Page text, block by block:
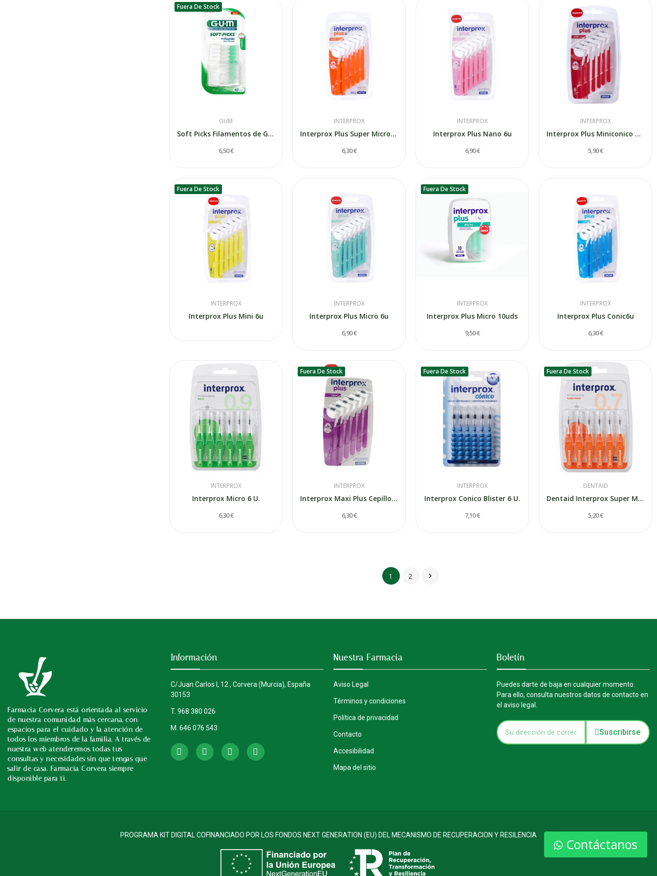
Contáctanos
Fuera De Stock
GUM
Soft Picks Filamentos de Goma Gum 632 M40...
6,50 €
INTERPROX
Interprox Plus Super Micro 6un
6,30 €
INTERPROX
Interprox Plus Nano 6u
6,90 €
INTERPROX
Interprox Plus Miniconico 6uds
5,90 €
Fuera De Stock
INTERPROX
Interprox Plus Mini 6u
INTERPROX
Interprox Plus Micro 6u
6,90 €
Fuera De Stock
INTERPROX
Interprox Plus Micro 10uds
9,50 €
INTERPROX
Interprox Plus Conic6u
6,30 €
INTERPROX
Interprox Micro 6 U.
6,30 €
Fuera De Stock
INTERPROX
Interprox Maxi Plus Cepillo Dental...
6,30 €
Fuera De Stock
INTERPROX
Interprox Conico Blister 6 U.
7,10 €
Fuera De Stock
DENTAID
Dentaid Interprox Super Micro 6ds
5,20 €
1 2 
Farmacia Corvera está orientada al servicio
de nuestra comunidad más cercana, con
espacios para el cuidado y la atención de
todos los miembros de la familia. A través de
nuestra web atenderemos todas tus
consultas y necesidades sin que tengas que
salir de casa. Farmacia Corvera siempre
disponible para ti.
Instagram
Información
C/Juan Carlos I, 12 , Corvera (Murcia), España
30153
T. 968 380 026
M. 646 076 543
Nuestra Farmacia
Aviso Legal
Términos y condiciones
Política de privacidad
Contacto
Accesibilidad
Mapa del sitio
Boletín
Puedes darte de baja en cualquier momento.
Para ello, consulta nuestros datos de contacto en
el aviso legal.
Suscribirse
PROGRAMA KIT DIGITAL COFINANCIADO POR LOS FONDOS NEXT GENERATION (EU) DEL MECANISMO DE RECUPERACION Y RESILENCIA